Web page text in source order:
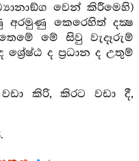
වෙන් කිරීමෙහි)
අරමුණු කෙරෙහිත් දක්‍ෂ
මේ සිවු වැදෑරුම්
ද ප්‍රධාන ද උතුම්
කිරි, කිරට වඩා දී,